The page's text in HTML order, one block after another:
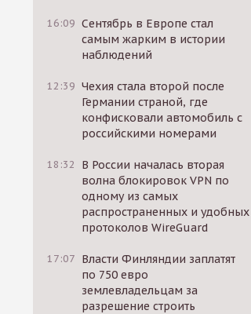
16:09 Сентябрь в Европе стал
самым жарким в истории
наблюдений
12:39 Чехия стала второй после
Германии страной, где
конфисковали автомобиль с
российскими номерами
18:32
В России началась вторая
волна блокировок VPN по
одному из самых
распространенных и удобных
протоколов WireGuard
17:07 Власти Финляндии заплатят
по 750 евро
землевладельцам за
разрешение строить